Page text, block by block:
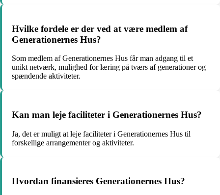
Hvilke fordele er der ved at være medlem af
Generationernes Hus?
Som medlem af Generationernes Hus får man adgang til et
unikt netværk, mulighed for læring på tværs af generationer og
spændende aktiviteter.
Kan man leje faciliteter i Generationernes Hus?
Ja, det er muligt at leje faciliteter i Generationernes Hus til
forskellige arrangementer og aktiviteter.
Hvordan finansieres Generationernes Hus?